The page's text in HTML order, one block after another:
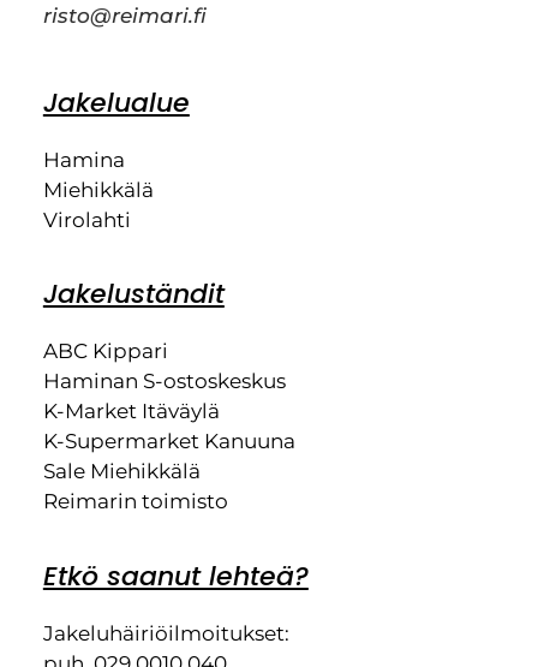
risto@reimari.fi
Jakelualue
Hamina
Miehikkälä
Virolahti
Jakeluständit
ABC Kippari
Haminan S-ostoskeskus
K-Market Itäväylä
K-Supermarket Kanuuna
Sale Miehikkälä
Reimarin toimisto
Etkö saanut lehteä?
Jakeluhäiriöilmoitukset: